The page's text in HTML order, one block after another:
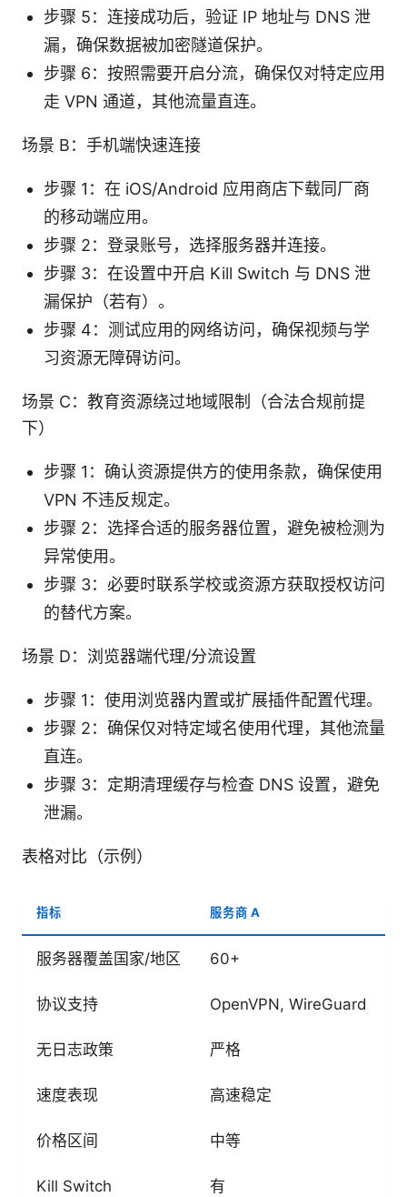
步骤 5：连接成功后，验证 IP 地址与 DNS 泄
漏，确保数据被加密隧道保护。
步骤 6：按照需要开启分流，确保仅对特定应用
走 VPN 通道，其他流量直连。
场景 B：手机端快速连接
步骤 1：在 iOS/Android 应用商店下载同厂商
的移动端应用。
步骤 2：登录账号，选择服务器并连接。
步骤 3：在设置中开启 Kill Switch 与 DNS 泄
漏保护（若有）。
步骤 4：测试应用的网络访问，确保视频与学
习资源无障碍访问。
场景 C：教育资源绕过地域限制（合法合规前提
下）
步骤 1：确认资源提供方的使用条款，确保使用
VPN 不违反规定。
步骤 2：选择合适的服务器位置，避免被检测为
异常使用。
步骤 3：必要时联系学校或资源方获取授权访问
的替代方案。
场景 D：浏览器端代理/分流设置
步骤 1：使用浏览器内置或扩展插件配置代理。
步骤 2：确保仅对特定域名使用代理，其他流量
直连。
步骤 3：定期清理缓存与检查 DNS 设置，避免
泄漏。
表格对比（示例）
指标 服务商 A
服务器覆盖国家/地区 60+
协议支持 OpenVPN, WireGuard
无日志政策 严格
速度表现 高速稳定
价格区间 中等
Kill Switch 有